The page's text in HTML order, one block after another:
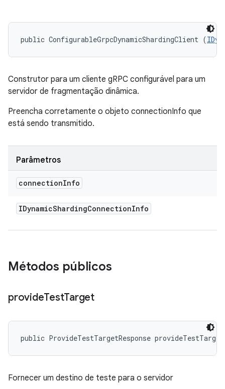
public ConfigurableGrpcDynamicShardingClient (
Construtor para um cliente gRPC configurável para um
servidor de fragmentação dinâmica.
Preencha corretamente o objeto connectionInfo que
está sendo transmitido.
Parâmetros
connectionInfo
IDynamicShardingConnectionInfo
Métodos públicos
provideTestTarget
public ProvideTestTargetResponse
Fornecer um destino de teste para o servidor